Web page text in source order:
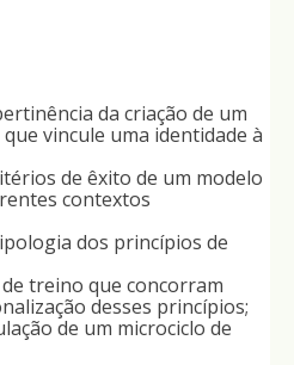
da criação de um
vincule uma identidade à
de êxito de um modelo
contextos
dos princípios de
treino que concorram
desses princípios;
de um microciclo de